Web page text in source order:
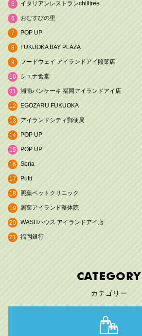
5 イタリアンレストランchilltree
6 おむすびの里
7 POP UP
8 FUKUOKA BAY PLAZA
9 フードウェイ アイランドアイ照葉店
10 シエナ食堂
11 湘南パンケーキ 福岡アイランドアイ店
12 EGOZARU FUKUOKA
13 アイランドシティ郵便局
14 POP UP
15 POP UP
16 Seria
17 Putti
18 照葉ペットクリニック
19 照葉アイランド整体院
20 WASHハウス アイランドアイ店
21 福岡銀行
CATEGORY
カテゴリー